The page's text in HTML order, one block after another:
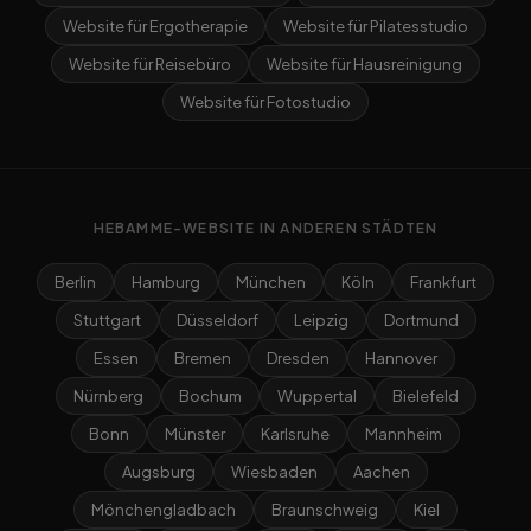
Website für Ergotherapie
Website für Pilatesstudio
Website für Reisebüro
Website für Hausreinigung
Website für Fotostudio
HEBAMME-WEBSITE IN ANDEREN STÄDTEN
Berlin Hamburg München Köln
Frankfurt
Stuttgart
Düsseldorf Leipzig
Dortmund
Essen
Bremen Dresden
Hannover
Nürnberg
Bochum Wuppertal
Bielefeld
Bonn
Münster Karlsruhe
Mannheim
Augsburg
Wiesbaden
Aachen
Mönchengladbach
Braunschweig Kiel